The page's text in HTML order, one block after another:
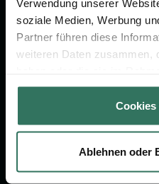
Verwendung unserer
soziale Medien, Werbung
Partner führen diese
weiteren Daten zusammen,
gesammelt haben.
Cookies
Ablehnen oder
Vergleich
Ratgeber
Verzeichnis
Für Bestatter